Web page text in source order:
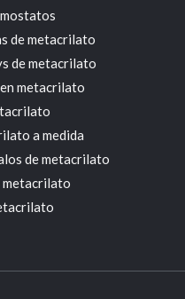
de metacrilato
de metacrilato
metacrilato
a medida
de metacrilato
metacrilato